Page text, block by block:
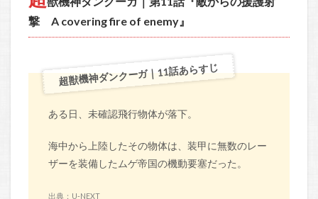
撃 A covering fire of enemy』
超獣機神ダンクーガ｜11話あらすじ
ある日、未確認飛行物体が落下。
海中から上陸したその物体は、装甲に無数のレー
ザーを装備したムゲ帝国の機動要塞だった。
出典：U-NEXT